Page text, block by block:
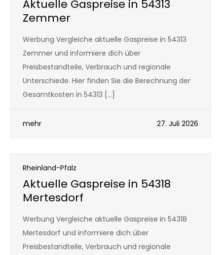
Aktuelle Gaspreise in 54313
Zemmer
Werbung Vergleiche aktuelle Gaspreise in 54313
Zemmer und informiere dich über
Preisbestandteile, Verbrauch und regionale
Unterschiede. Hier finden Sie die Berechnung der
Gesamtkosten in 54313 […]
mehr 27. Juli 2026
Rheinland-Pfalz
Aktuelle Gaspreise in 54318
Mertesdorf
Werbung Vergleiche aktuelle Gaspreise in 54318
Mertesdorf und informiere dich über
Preisbestandteile, Verbrauch und regionale